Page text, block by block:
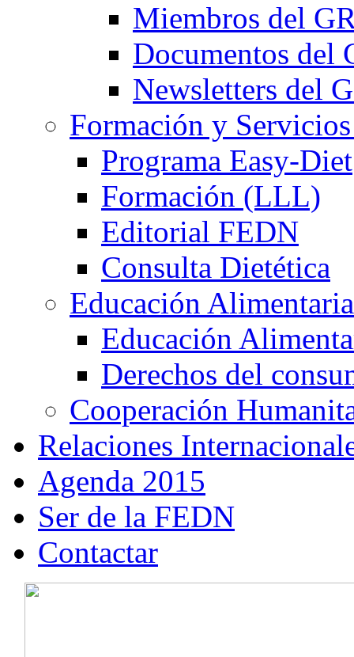
Miembros del
Documentos del
Newsletters del
Formación y
Programa Easy-Diet
Formación (LLL)
Editorial FEDN
Consulta Dietética
Educación Alimentaria
Educación
Derechos del
Cooperación
Relaciones
Agenda 2015
Ser de la FEDN
Contactar